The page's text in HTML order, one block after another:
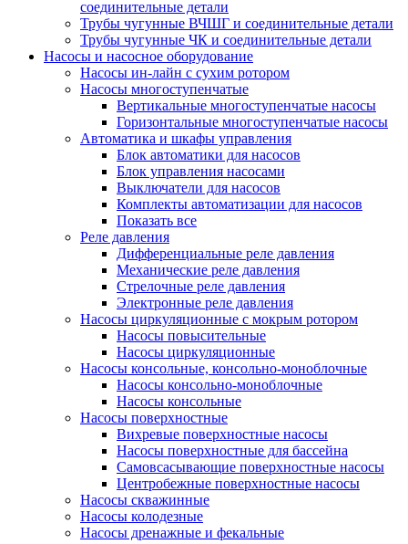
соединительные детали
Трубы чугунные ВЧШГ и соединительные детали
Трубы чугунные ЧК и соединительные детали
Насосы и насосное оборудование
Насосы ин-лайн с сухим ротором
Насосы многоступенчатые
Вертикальные многоступенчатые насосы
Горизонтальные многоступенчатые насосы
Автоматика и шкафы управления
Блок автоматики для насосов
Блок управления насосами
Выключатели для насосов
Комплекты автоматизации для насосов
Показать все
Реле давления
Дифференциальные реле давления
Механические реле давления
Стрелочные реле давления
Электронные реле давления
Насосы циркуляционные с мокрым ротором
Насосы повысительные
Насосы циркуляционные
Насосы консольные, консольно-моноблочные
Насосы консольно-моноблочные
Насосы консольные
Насосы поверхностные
Вихревые поверхностные насосы
Насосы поверхностные для бассейна
Самовсасывающие поверхностные насосы
Центробежные поверхностные насосы
Насосы скважинные
Насосы колодезные
Насосы дренажные и фекальные